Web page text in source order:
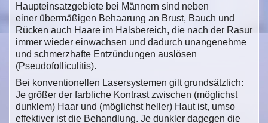
Haupteinsatzgebiete bei Männern sind neben
einer übermäßigen Behaarung an Brust, Bauch und
Rücken auch Haare im Halsbereich, die nach der Rasur
immer wieder einwachsen und dadurch unangenehme
und schmerzhafte Entzündungen auslösen
(Pseudofolliculitis).
Bei konventionellen Lasersystemen gilt grundsätzlich:
Je größer der farbliche Kontrast zwischen (möglichst
dunklem) Haar und (möglichst heller) Haut ist, umso
effektiver ist die Behandlung. Je dunkler dagegen die